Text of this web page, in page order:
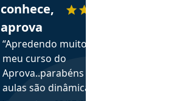
conhece,
aprova
“Apredendo muito no
meu curso do
Aprova..parabéns pelas
aulas são dinâmicas e